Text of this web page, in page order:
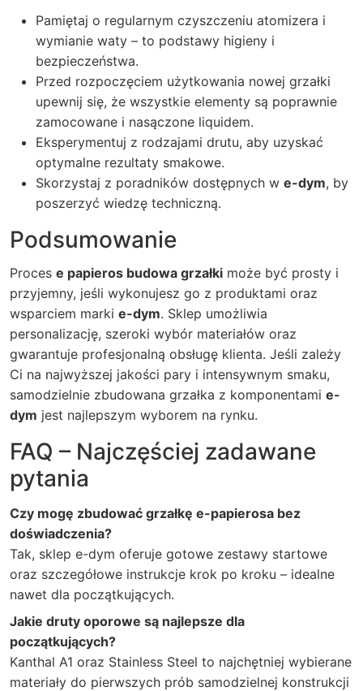
Pamiętaj o regularnym czyszczeniu atomizera i
wymianie waty – to podstawy higieny i
bezpieczeństwa.
Przed rozpoczęciem użytkowania nowej grzałki
upewnij się, że wszystkie elementy są poprawnie
zamocowane i nasączone liquidem.
Eksperymentuj z rodzajami drutu, aby uzyskać
optymalne rezultaty smakowe.
Skorzystaj z poradników dostępnych w e-dym, by
poszerzyć wiedzę techniczną.
Podsumowanie
Proces e papieros budowa grzałki może być prosty i
przyjemny, jeśli wykonujesz go z produktami oraz
wsparciem marki e-dym. Sklep umożliwia
personalizację, szeroki wybór materiałów oraz
gwarantuje profesjonalną obsługę klienta. Jeśli zależy
Ci na najwyższej jakości pary i intensywnym smaku,
samodzielnie zbudowana grzałka z komponentami e-
dym jest najlepszym wyborem na rynku.
FAQ – Najczęściej zadawane
pytania
Czy mogę zbudować grzałkę e-papierosa bez
doświadczenia?
Tak, sklep e-dym oferuje gotowe zestawy startowe
oraz szczegółowe instrukcje krok po kroku – idealne
nawet dla początkujących.
Jakie druty oporowe są najlepsze dla
początkujących?
Kanthal A1 oraz Stainless Steel to najchętniej wybierane
materiały do pierwszych prób samodzielnej konstrukcji